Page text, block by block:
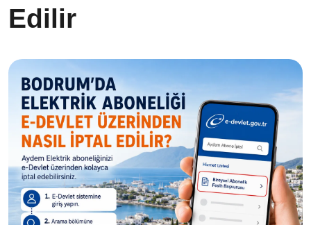
Edilir